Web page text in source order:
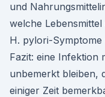
und
welche
H. pylori-Symptome
Fazit: eine Infektion
unbemerkt bleiben,
einiger Zeit